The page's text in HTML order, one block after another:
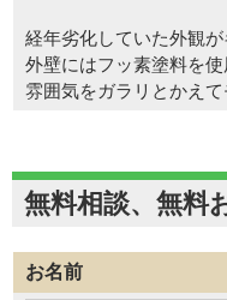
経年劣化していた外観
外壁にはフッ素塗料を
雰囲気をガラリとかえ
無料相談、無料
お名前